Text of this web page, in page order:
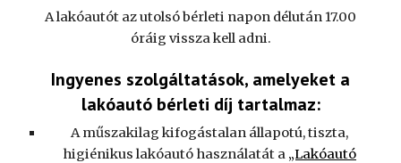
A lakóautót az utolsó bérleti napon délután 17.00
óráig vissza kell adni.
Ingyenes szolgáltatások, amelyeket a
lakóautó bérleti díj tartalmaz:
A műszakilag kifogástalan állapotú, tiszta,
higiénikus lakóautó használatát a „Lakóautó